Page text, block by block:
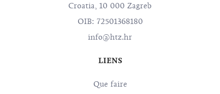
Croatia, 10 000 Zagreb
OIB: 72501368180
info@htz.hr
LIENS
Que faire